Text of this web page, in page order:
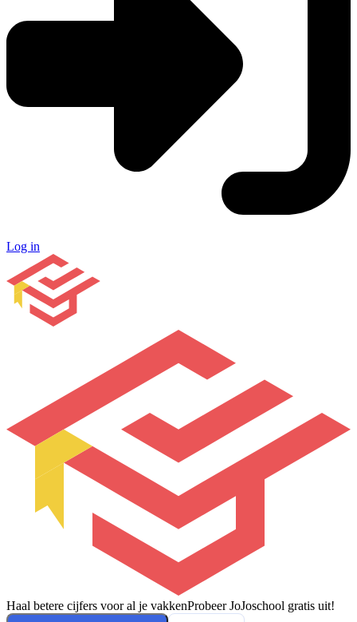
Log in
Haal betere cijfers voor al je vakkenProbeer JoJoschool gratis uit!